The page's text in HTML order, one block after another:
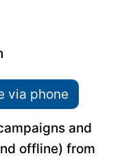
via phone
and
offline) from